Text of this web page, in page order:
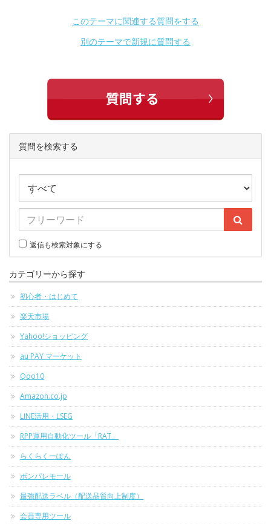
このテーマに関連する質問をする
別のテーマで新規に質問する
質問を検索する
返信も検索対象にする
カテゴリーから探す
初心者・はじめて
楽天市場
Yahoo!ショッピング
au PAY マーケット
Qoo10
Amazon.co.jp
LINE活用・LSEG
RPP運用自動化ツール「RAT」
らくらくーぽん
ポンパレモール
最強配送ラベル（配送品質向上制度）
会員専用ツール